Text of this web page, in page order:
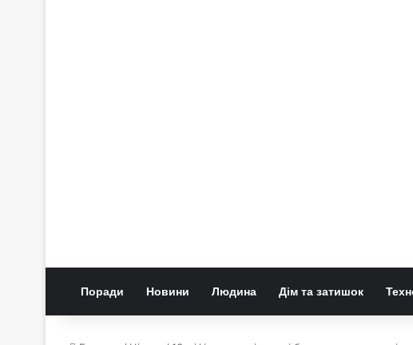
Поради Новини Людина Дім та затишок